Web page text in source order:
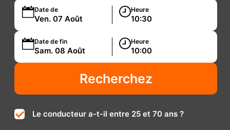
Date de Heure
Date de fin Heure
Le conducteur a-t-il entre 25 et 70 ans ?